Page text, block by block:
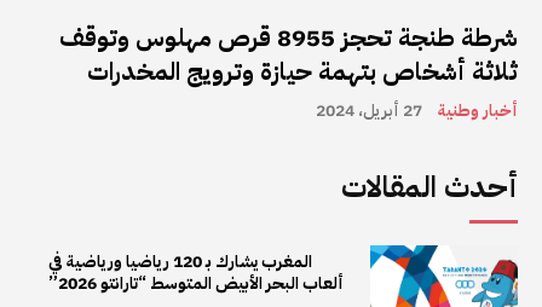
شرطة طنجة تحجز 8955 قرص مهلوس وتوقف
ثلاثة أشخاص بتهمة حيازة وترويج المخدرات
أخبار وطنية 27 أبريل، 2024
أحدث المقالات
المغرب يشارك بـ 120 رياضيا ورياضية في
ألعاب البحر الأبيض المتوسط “تارانتو 2026”